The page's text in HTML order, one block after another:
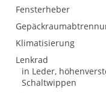
Fensterheber
Klimatisierung
Lenkrad
in Leder,
Schaltwippen